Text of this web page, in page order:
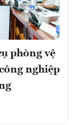
phòng vệ
nghiệp